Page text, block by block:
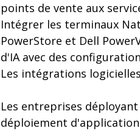
points de vente aux
Intégrer les terminaux
PowerStore et Dell
d'IA avec des
Les intégrations
Les entreprises
déploiement